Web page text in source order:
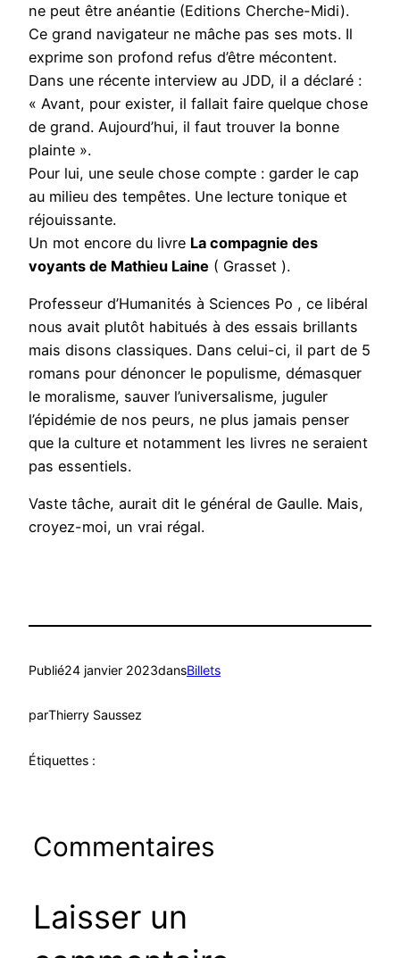
ne peut être anéantie (Editions Cherche-Midi).
Ce grand navigateur ne mâche pas ses mots. Il
exprime son profond refus d’être mécontent.
Dans une récente interview au JDD, il a déclaré :
« Avant, pour exister, il fallait faire quelque chose
de grand. Aujourd’hui, il faut trouver la bonne
plainte ».
Pour lui, une seule chose compte : garder le cap
au milieu des tempêtes. Une lecture tonique et
réjouissante.
Un mot encore du livre La compagnie des
voyants de Mathieu Laine ( Grasset ).
Professeur d’Humanités à Sciences Po , ce libéral
nous avait plutôt habitués à des essais brillants
mais disons classiques. Dans celui-ci, il part de 5
romans pour dénoncer le populisme, démasquer
le moralisme, sauver l’universalisme, juguler
l’épidémie de nos peurs, ne plus jamais penser
que la culture et notamment les livres ne seraient
pas essentiels.
Vaste tâche, aurait dit le général de Gaulle. Mais,
croyez-moi, un vrai régal.
Publié24 janvier 2023dansBillets
parThierry Saussez
Étiquettes :
Commentaires
Laisser un